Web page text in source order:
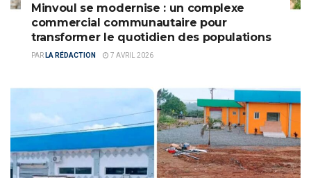
Minvoul se modernise : un complexe
commercial communautaire pour
transformer le quotidien des populations
PAR LA RÉDACTION 7 AVRIL 2026